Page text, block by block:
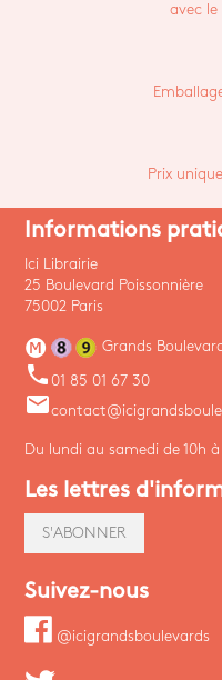
avec le
Prix
Informations
Ici Librairie
25 Boulevard Poissonnière
75002 Paris
Grands
phone 01 85 01 67 30
email
Du lundi au samedi de 10h à
Les lettres
S'ABONNER
Suivez-nous
@icigrandsboulevards